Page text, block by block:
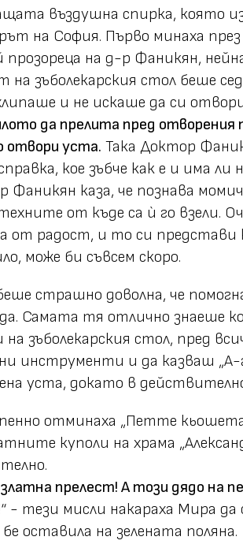
въздушна спирка, която
на София. Първо минаха
прозореца на д-р Фаникян,
на зъболекарския стол беше
и не искаше да си
да прелита пред отворения
отвори уста. Така Доктор
кое зъбче как е и има
Фаникян каза, че познава
от къде са ѝ го взели.
от радост, и то си представи
може би съвсем скоро.
страшно доволна, че
Самата тя отлично знаеше
зъболекарския стол, пред
инструменти и да казваш
уста, докато в
отминаха „Петте кьошета“
куполи на храма
златна прелест! А този дядо на
“ - тези мисли накараха Мира
оставила на зелената поляна.